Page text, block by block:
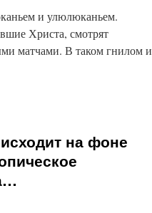
и улюлюканьем.
Христа, смотрят
матчами. В таком гнилом и
на фоне